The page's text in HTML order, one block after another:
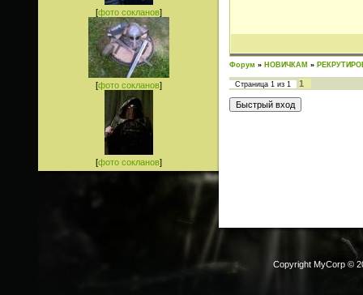
[фото сокланов]
[фото сокланов]
[фото сокланов]
Форум » НОВИЧКАМ »
Страница 1 из 1 1
Copyright MyCorp ©